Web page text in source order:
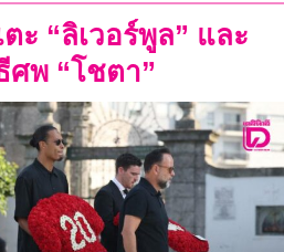
ะ “ลิเวอร์พูล” และ
พ “โชตา”